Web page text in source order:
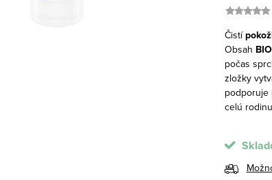
Čistí
Obsah
počas
zložky
podporuje
celú